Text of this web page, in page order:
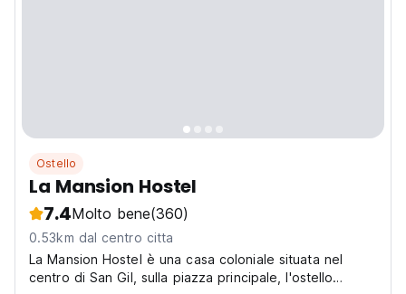
Ostello
La Mansion Hostel
7.4Molto bene(360)
0.53km dal centro citta
La Mansion Hostel è una casa coloniale situata nel
centro di San Gil, sulla piazza principale, l'ostello